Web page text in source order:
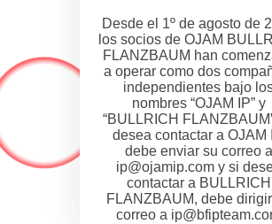
Desde el 1º de agosto de
los socios de OJAM
FLANZBAUM han
a operar como dos
independientes bajo
nombres “OJAM IP” y
“BULLRICH
desea contactar a OJAM
debe enviar su correo a
ip@ojamip.com y si
contactar a BULLRICH
FLANZBAUM, debe
correo a